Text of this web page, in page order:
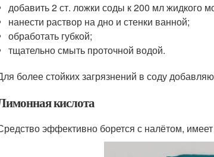
добавить 2 ст. ложки соды к 200 мл жидкого
нанести раствор на дно и стенки ванной;
обработать губкой;
тщательно смыть проточной водой.
более стойких загрязнений в соду
кислота
эффективно борется с налётом,